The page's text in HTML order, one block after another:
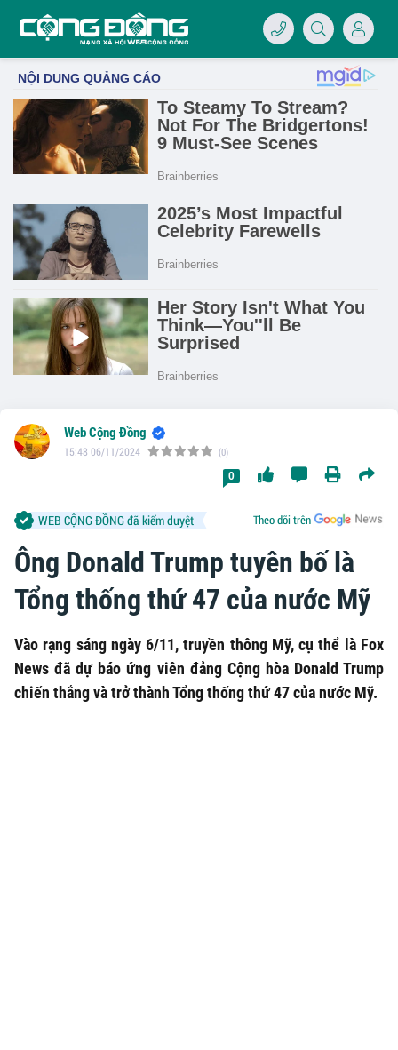
Ông Donald Trump tuyên bố là
Tổng thống thứ 47 của nước Mỹ
Vào rạng sáng ngày 6/11, truyền thông Mỹ, cụ thể là Fox
News đã dự báo ứng viên đảng Cộng hòa Donald Trump
chiến thắng và trở thành Tổng thống thứ 47 của nước Mỹ.
Web Cộng Đồng
15:48 06/11/2024 (0)
0
Theo dõi trên
WEB CỘNG ĐỒNG đã kiểm duyệt
07/LOGO-